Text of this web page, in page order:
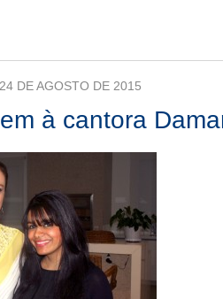
DE AGOSTO DE 2015
à cantora